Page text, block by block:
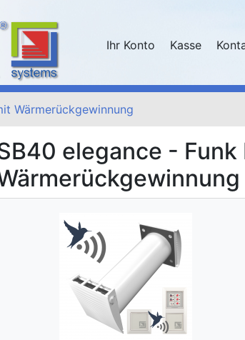
Ihr Konto Kasse
Wärmerückgewinnung
elegance -